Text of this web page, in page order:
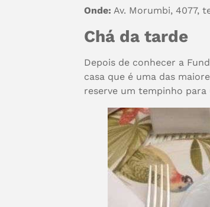
Onde: Av. Morumbi, 4077,
Chá da tarde
Depois de conhecer a
casa que é uma das
reserve um tempinho